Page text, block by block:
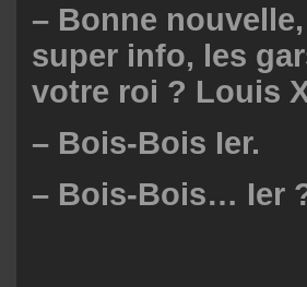
– Bonne
super info, les
votre roi ? Louis
– Bois-Bois Ier.
– Bois-Bois…